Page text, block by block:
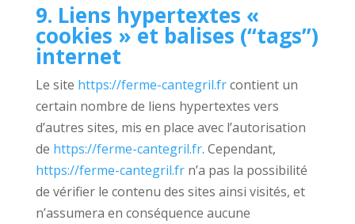
9. Liens hypertextes «
cookies » et balises (“tags”)
internet
Le site https://ferme-cantegril.frcontient un
certain nombre de liens hypertextes vers
d’autres sites, mis en place avec l’autorisation
de https://ferme-cantegril.fr. Cependant,
https://ferme-cantegril.frn’a pas la possibilité
de vérifier le contenu des sites ainsi visités, et
n’assumera en conséquence aucune